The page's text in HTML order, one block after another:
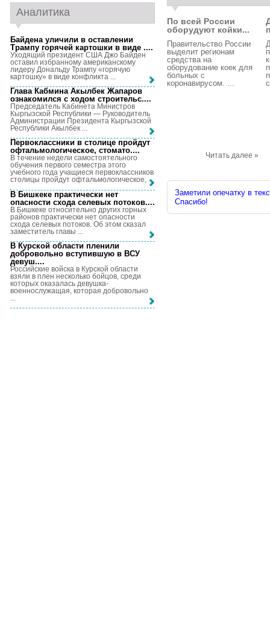
По всей России
оборудуют койки...
Правительство России
выделит регионам
средства на
оборудование коек для
больных с
коронавирусом. ...
Читать далее »
Заметили опечатку в
Спасибо!
Аналитика
Байдена уличили в оставлении
Трампу горячей картошки в виде ....
Уходящий президент США Джо Байден
оставил избранному американскому
лидеру Дональду Трампу «горячую
картошку» в виде конфликта ...
Глава Кабмина Акылбек Жапаров
ознакомился с ходом строительс....
Председатель Кабинета Министров
Кыргызской Республики — Руководитель
Администрации Президента Кыргызской
Республики Акылбек ...
Первоклассники в столице пройдут
офтальмологическое, стомато....
В течение недели самостоятельного
обучения первого семестра этого
учебного года учащиеся первоклассников
столицы пройдут офтальмологическое, ...
В Бишкеке практически нет
опасности схода селевых потоков....
В Бишкеке относительно других горных
районов практически нет опасности
схода селевых потоков. Об этом сказал
заместитель главы ...
В Курской области пленили
добровольно вступившую в ВСУ
девуш....
Российские войска в Курской области
взяли в плен несколько бойцов, среди
которых оказалась девушка-
военнослужащая, которая добровольно
...